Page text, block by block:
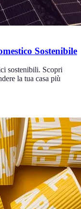
Sostenibile
sostenibili. Scopri
la tua casa più